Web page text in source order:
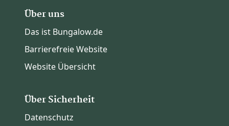
Über uns
Das ist Bungalow.de
Barrierefreie Website
Website Übersicht
Über Sicherheit
Datenschutz